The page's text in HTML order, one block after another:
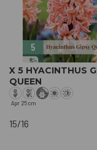
X 5 HYACINTHUS
QUEEN
Apr 25 cm
15/16